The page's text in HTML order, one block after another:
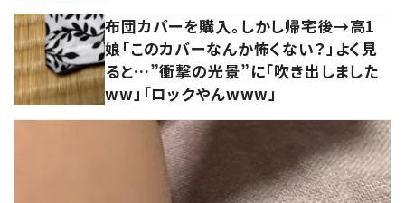
布団カバーを購入。しかし帰宅後→高1
娘「このカバーなんか怖くない？」よく見
ると…”衝撃の光景”に「吹き出しました
ww」「ロックやんwww」